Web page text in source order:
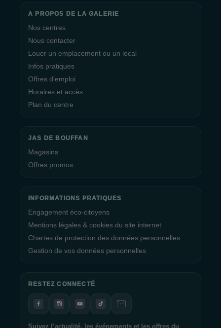
A PROPOS DE LA GALERIE
Nos centres
Nous contacter
Louer un emplacement ou un local
Infos pratiques
Offres d’emploi
Horaires et accès
Plan du centre
JAS DE BOUFFAN
Magasins
Offres promos
INFORMATIONS PRATIQUES
Engagement éco-citoyens
Mentions légales & cookies du site internet
Chartes de protection des données personnelles
Gestion de vos données personnelles
RESTEZ CONNECTÉ
Suivez l’actualité, les événements et les offres du